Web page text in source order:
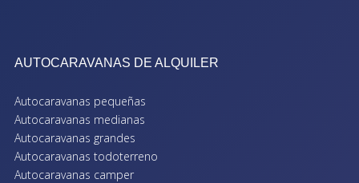
AUTOCARAVANAS DE ALQUILER
Autocaravanas pequeñas
Autocaravanas medianas
Autocaravanas grandes
Autocaravanas todoterreno
Autocaravanas camper